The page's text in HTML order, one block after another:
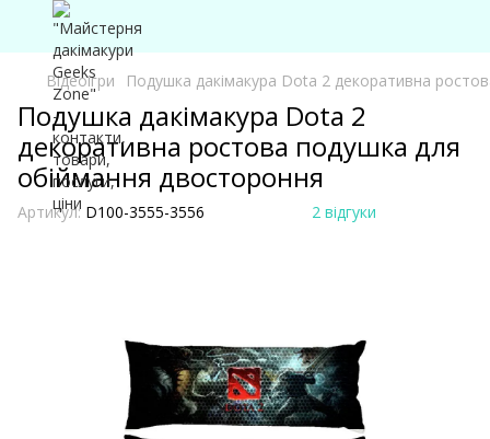
Відеоігри Подушка дакімакура Dota 2 декоративна
Подушка дакімакура Dota 2
декоративна ростова подушка для
обіймання двостороння
Артикул: D100-3555-3556 2 відгуки